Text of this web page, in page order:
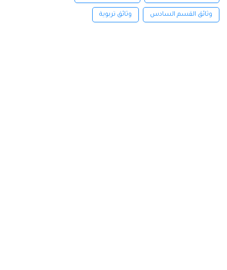
وثائق القسم السادس وثائق تربوية